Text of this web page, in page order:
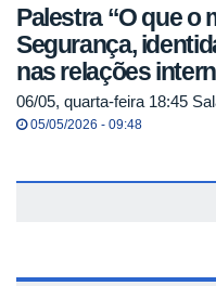
Palestra “O que o
Segurança,
nas relações
06/05, quarta-feira 18:45
05/05/2026 - 09:48